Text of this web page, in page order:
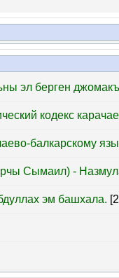
эл берген
кодекс
балкарскому
Сымаил) -
эм башхала.